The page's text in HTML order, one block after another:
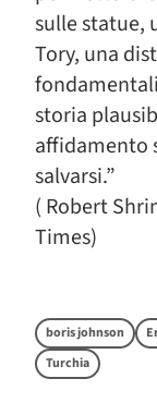
sulle statue,
Tory, una
storia
affidamento
salvarsi.”
( Robert
Times)
boris johnson
Turchia